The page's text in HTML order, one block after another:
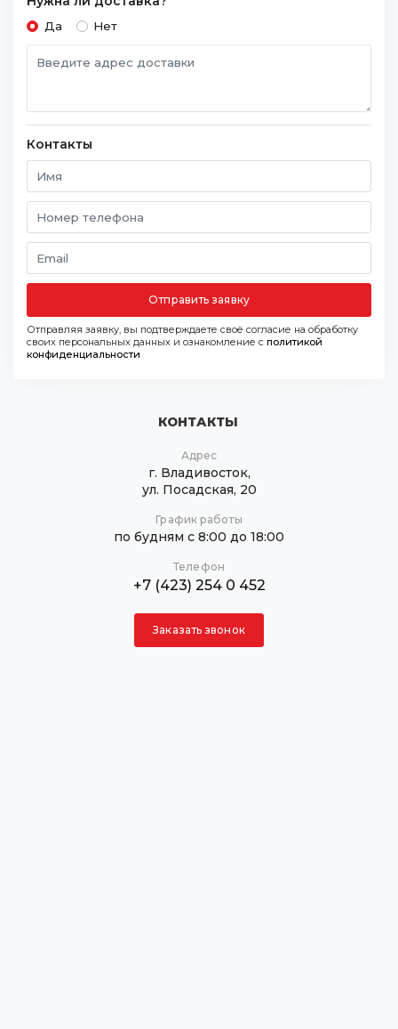
Да Нет
Контакты
Отправить заявку
Отправляя заявку, вы подтверждаете своё согласие на обработку
своих персональных данных и ознакомление с политикой
конфиденциальности
КОНТАКТЫ
Адрес
г. Владивосток,
ул. Посадская, 20
График работы
по будням с 8:00 до 18:00
Телефон
+7 (423) 254 0 452
Заказать звонок